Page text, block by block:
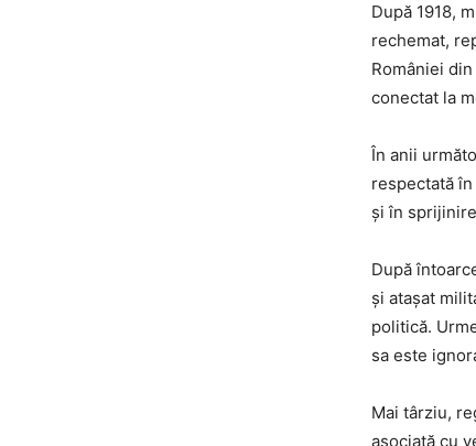
După 1918,
rechemat,
României
conectat la
În anii
respectată
și în
După
și atașat
politică.
sa este
Mai târziu,
asociată cu